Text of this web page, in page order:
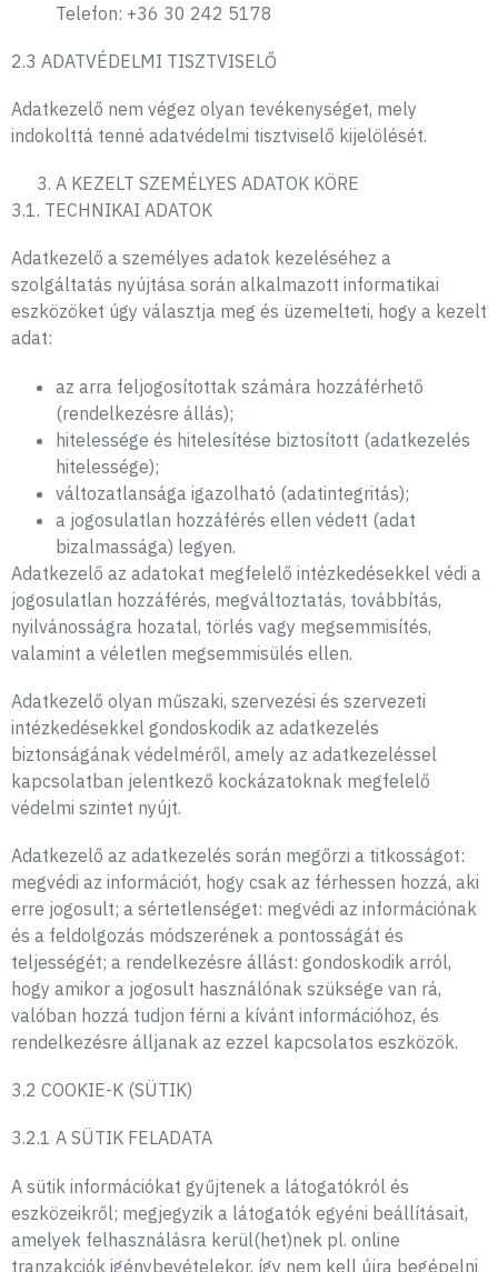
Telefon: +36 30 242 5178
2.3 ADATVÉDELMI TISZTVISELŐ
Adatkezelő nem végez olyan tevékenységet, mely
indokolttá tenné adatvédelmi tisztviselő kijelölését.
A KEZELT SZEMÉLYES ADATOK KÖRE
3.1. TECHNIKAI ADATOK
Adatkezelő a személyes adatok kezeléséhez a
szolgáltatás nyújtása során alkalmazott informatikai
eszközöket úgy választja meg és üzemelteti, hogy a kezelt
adat:
az arra feljogosítottak számára hozzáférhető
(rendelkezésre állás);
hitelessége és hitelesítése biztosított (adatkezelés
hitelessége);
változatlansága igazolható (adatintegritás);
a jogosulatlan hozzáférés ellen védett (adat
bizalmassága) legyen.
Adatkezelő az adatokat megfelelő intézkedésekkel védi a
jogosulatlan hozzáférés, megváltoztatás, továbbítás,
nyilvánosságra hozatal, törlés vagy megsemmisítés,
valamint a véletlen megsemmisülés ellen.
Adatkezelő olyan műszaki, szervezési és szervezeti
intézkedésekkel gondoskodik az adatkezelés
biztonságának védelméről, amely az adatkezeléssel
kapcsolatban jelentkező kockázatoknak megfelelő
védelmi szintet nyújt.
Adatkezelő az adatkezelés során megőrzi a titkosságot:
megvédi az információt, hogy csak az férhessen hozzá, aki
erre jogosult; a sértetlenséget: megvédi az információnak
és a feldolgozás módszerének a pontosságát és
teljességét; a rendelkezésre állást: gondoskodik arról,
hogy amikor a jogosult használónak szüksége van rá,
valóban hozzá tudjon férni a kívánt információhoz, és
rendelkezésre álljanak az ezzel kapcsolatos eszközök.
3.2 COOKIE-K (SÜTIK)
3.2.1 A SÜTIK FELADATA
A sütik információkat gyűjtenek a látogatókról és
eszközeikről; megjegyzik a látogatók egyéni beállításait,
amelyek felhasználásra kerül(het)nek pl. online
tranzakciók igénybevételekor, így nem kell újra begépelni